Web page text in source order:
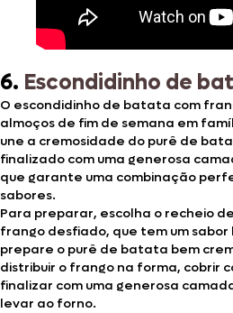
6. Escondidinho de
O escondidinho de batata com
almoços de fim de semana em
une a cremosidade do purê de
finalizado com uma generosa
que garante uma combinação
sabores.
Para preparar, escolha o recheio
frango desfiado, que tem um sabor
prepare o purê de batata bem
distribuir o frango na forma, cobrir
finalizar com uma generosa
levar ao forno.